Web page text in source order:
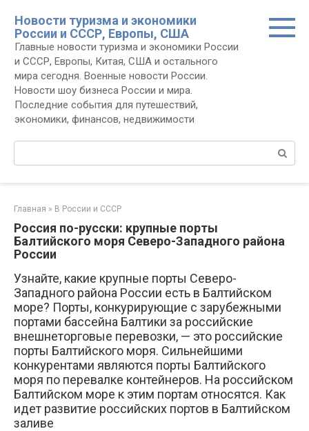
контенту
Новости туризма и экономики
России и СССР, Европы, США
Главные новости туризма и экономики России
и СССР, Европы, Китая, США и остального
мира сегодня. Военные новости России.
Новости шоу бизнеса России и мира.
Последние события для путешествий,
экономики, финансов, недвижимости
Поиск:
Главная » В России и СССР
Россия по-русски: крупные порты
Балтийского моря Северо-Западного района
России
Узнайте, какие крупные порты Северо-
Западного района России есть в Балтийском
море? Порты, конкурирующие с зарубежными
портами бассейна Балтики за российские
внешнеторговые перевозки, — это российские
порты Балтийского моря. Сильнейшими
конкурентами являются порты Балтийского
моря по перевалке контейнеров. На российском
Балтийском море к этим портам относятся. Как
идет развитие российских портов в Балтийском
заливе